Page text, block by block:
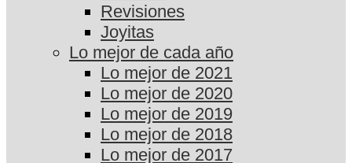
Revisiones
Joyitas
Lo mejor de cada año
Lo mejor de 2021
Lo mejor de 2020
Lo mejor de 2019
Lo mejor de 2018
Lo mejor de 2017